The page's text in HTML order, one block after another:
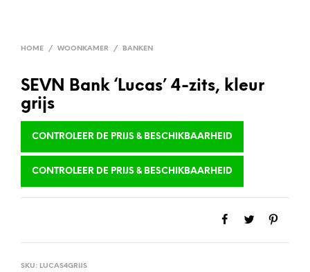
HOME / WOONKAMER / BANKEN
SEVN Bank ‘Lucas’ 4-zits, kleur
grijs
CONTROLEER DE PRIJS & BESCHIKBAARHEID
CONTROLEER DE PRIJS & BESCHIKBAARHEID
SKU: LUCAS4GRIJS